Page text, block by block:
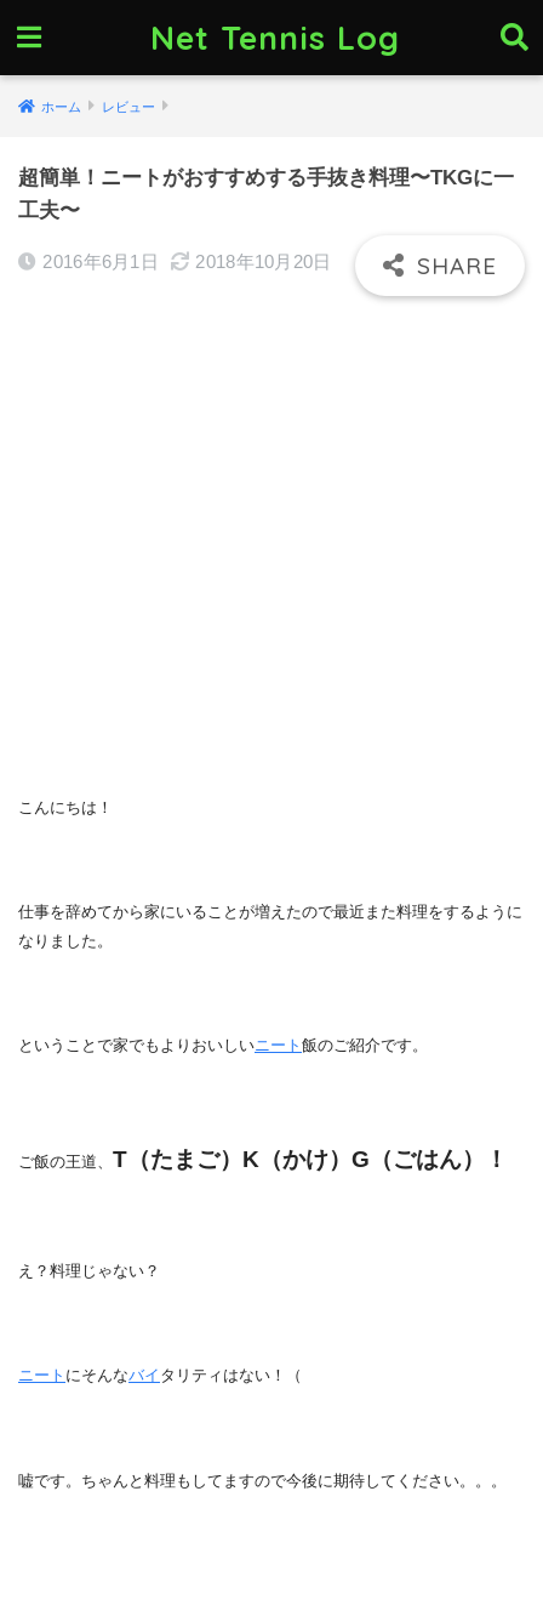
Net Tennis Log
ホーム レビュー
超簡単！ニートがおすすめする手抜き料理〜TKGに一
工夫〜
2016年6月1日 2018年10月20日
こんにちは！
仕事を辞めてから家にいることが増えたので最近また料理をするように
なりました。
ということで家でもよりおいしいニート 飯のご紹介です。
ご飯の王道、 T（たまご）K（かけ）G（ごはん）！
え？料理じゃない？
ニート にそんなバイ タリティはない！（
嘘です。ちゃんと料理もしてますので今後に期待してください。。。